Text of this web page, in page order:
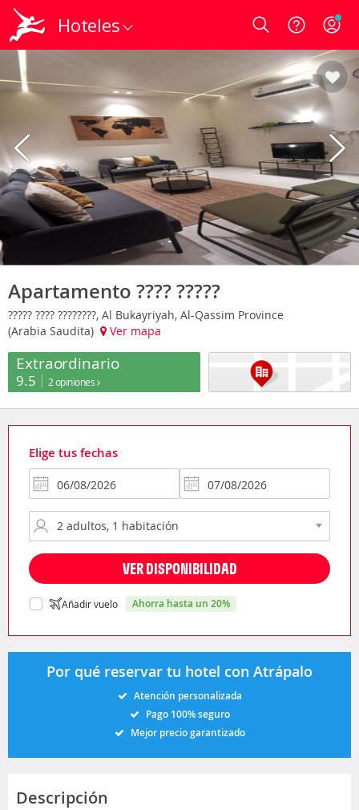
Hoteles Login
Apartamento ???? ?????
????? ???? ????????, Al Bukayriyah, Al-Qassim Province
(Arabia Saudita)
Ver mapa
Extraordinario
9.5 2 opiniones
Elige tus fechas
VER DISPONIBILIDAD
Añadir vuelo ahorra hasta un 20%
Por qué reservar tu hotel con Atrápalo
Atención personalizada
Pago 100% seguro
Mejor precio garantizado
Descripción